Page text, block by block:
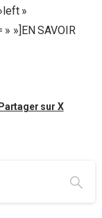
»
»]EN SAVOIR
Partager sur X